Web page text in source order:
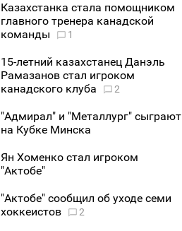
Казахстанка стала помощником
главного тренера канадской
команды
1
15-летний казахстанец Данэль
Рамазанов стал игроком
канадского клуба
2
"Адмирал" и "Металлург" сыграют
на Кубке Минска
Ян Хоменко стал игроком
"Актобе"
"Актобе" сообщил об уходе семи
хоккеистов
2